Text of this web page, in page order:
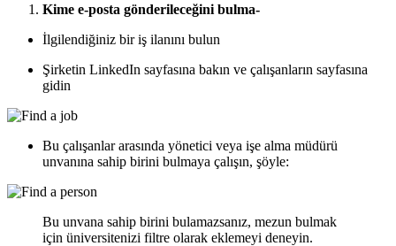
Kime e-posta gönderileceğini bulma-
İlgilendiğiniz bir iş ilanını bulun
Şirketin LinkedIn sayfasına bakın ve çalışanların sayfasına
gidin
Bu çalışanlar arasında yönetici veya işe alma müdürü
unvanına sahip birini bulmaya çalışın, şöyle:
Bu unvana sahip birini bulamazsanız, mezun bulmak
için üniversitenizi filtre olarak eklemeyi deneyin.